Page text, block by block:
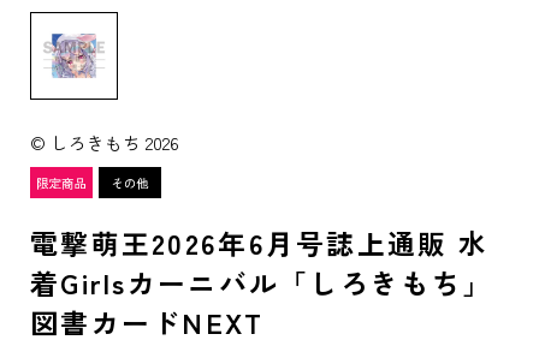
© しろきもち 2026
電撃萌王2026年6月号誌上通販 水
着Girlsカーニバル「しろきもち」
図書カードNEXT